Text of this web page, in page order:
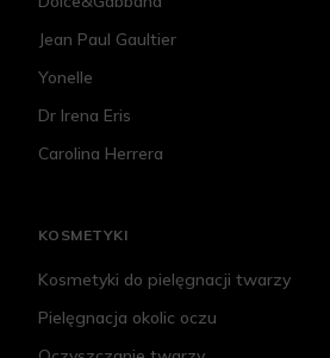
Jean Paul Gaultier
Yonelle
Dr Irena Eris
Carolina Herrera
KOSMETYKI
Kosmetyki do pielęgnacji twarzy
Pielęgnacja okolic oczu